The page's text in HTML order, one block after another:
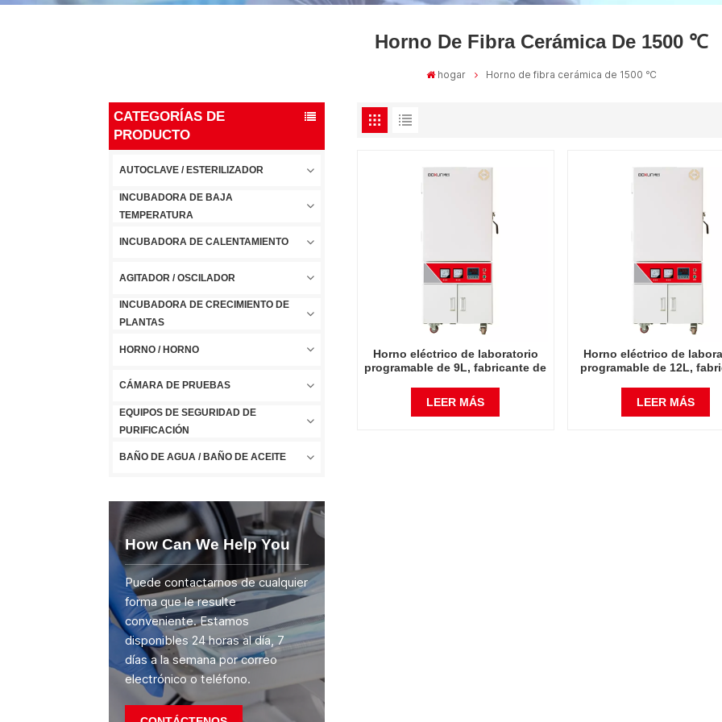
Horno De Fibra Cerámica De 1500 ℃
hogar Horno de fibra cerámica de 1500 ℃
CATEGORÍAS DE
PRODUCTO
AUTOCLAVE / ESTERILIZADOR
INCUBADORA DE BAJA
TEMPERATURA
INCUBADORA DE CALENTAMIENTO
AGITADOR / OSCILADOR
INCUBADORA DE CRECIMIENTO DE
PLANTAS
HORNO / HORNO
CÁMARA DE PRUEBAS
EQUIPOS DE SEGURIDAD DE
PURIFICACIÓN
BAÑO DE AGUA / BAÑO DE ACEITE
How Can We Help You
Puede contactarnos de cualquier
forma que le resulte
conveniente. Estamos
disponibles 24 horas al día, 7
días a la semana por correo
electrónico o teléfono.
Horno eléctrico de laboratorio
programable de 9L, fabricante de
LEER MÁS
Horno eléctrico de
programable de 12L,
LEER MÁS